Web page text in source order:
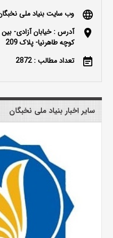
language وب سایت بنیاد ملی
location_on
آدرس : خیابان آزادی-
کوچه طاهرنیا- پلاک 209
event_note تعداد مطالب : 2872
سایر اخبار بنیاد ملی نخبگان